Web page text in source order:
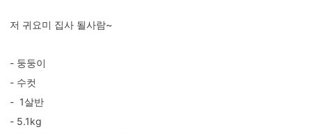
저 귀요미 집사 될사람~
- 둥둥이
- 수컷
- 1살반
- 5.1kg